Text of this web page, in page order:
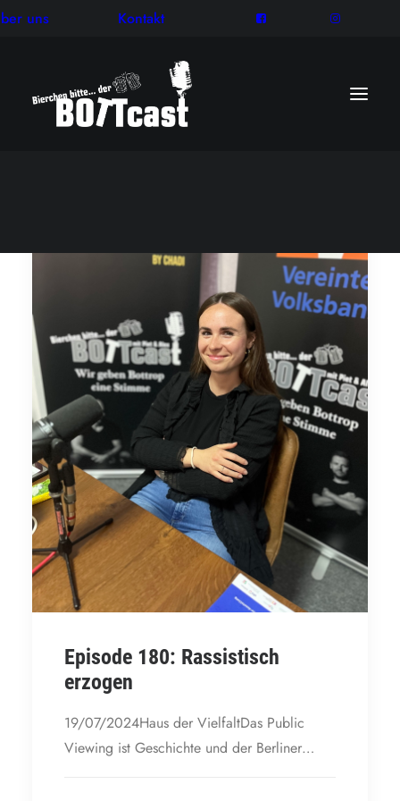
uns Kontakt
Episode 180: Rassistisch
erzogen
19/07/2024Haus der VielfaltDas Public
Viewing ist Geschichte und der Berliner…